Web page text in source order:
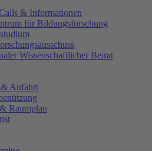
& Informationen
für Bildungsforschung
Wissenschaftlicher Beirat
Anfahrt
Raumplan